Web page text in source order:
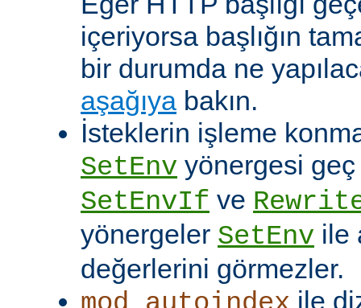
içeriyorsa başlığın
bir durumda ne
aşağıya bakın.
İsteklerin işleme
SetEnv yönergesi geç
SetEnvIf ve
yönergeler SetEnv ile
değerlerini görmezler.
ile